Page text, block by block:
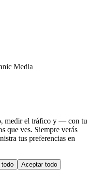
Media
medir el tráfico y — con tu
que ves. Siempre verás
tus preferencias en
todo Aceptar todo